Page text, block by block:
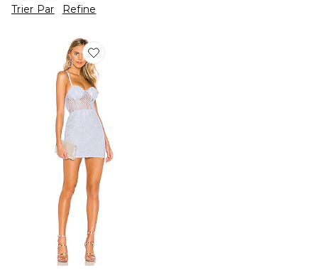
Trier Par
Refine
Favorite ROBE COURTE LILIA